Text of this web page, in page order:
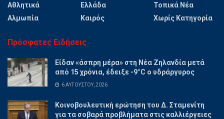
Αθλητικά
Αλμωπία
Ελλάδα
Καιρός
Τοπικά Νέα
Χωρίς Κατηγορία
Πρόσφατες Ειδήσεις
Είδαν «άσπρη μέρα» στη Νέα Ζηλανδία μετά
από 15 χρόνια, έδειξε -9°C ο υδράργυρος
6 ΑΥΓΟΎΣΤΟΥ, 2026
Κοινοβουλευτική ερώτηση του Δ. Σταμενίτη
για τα σοβαρά προβλήματα στις καλλιέργειες